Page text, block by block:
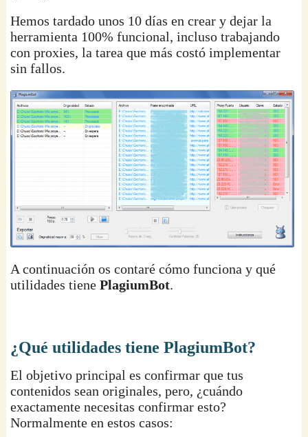
Hemos tardado unos 10 días en crear y dejar la
herramienta 100% funcional, incluso trabajando
con proxies, la tarea que más costó implementar
sin fallos.
A continuación os contaré cómo funciona y qué
utilidades tienePlagiumBot.
¿Qué utilidades tiene PlagiumBot?
El objetivo principal es confirmar que tus
contenidos sean originales, pero, ¿cuándo
exactamente necesitas confirmar esto?
Normalmente en estos casos: